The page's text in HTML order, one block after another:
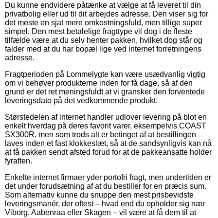
Du kunne endvidere påtænke at vælge at få leveret til din
privatbolig eller ud til dit arbejdes adresse. Den viser sig for
det meste en sjat mere omkostningsfuld, men tillige super
simpel. Den mest betalelige fragttype vil dog i de fleste
tilfælde være at du selv henter pakken, hvilket dog står og
falder med at du har bopæl lige ved internet forretningens
adresse.
Fragtperioden på Lommelygte kan være usædvanlig vigtig
om vi behøver produkterne inden for få dage, så af den
grund er det ret meningsfuldt at vi gransker den forventede
leveringsdato på det vedkommende produkt.
Størstedelen af internet handler udlover levering på blot en
enkelt hverdag på deres favorit varer, eksempelvis COAST
SX300R, men som trods alt er betinget af at bestillingen
laves inden et fast klokkeslæt, så at de sandsynligvis kan nå
at få pakken sendt afsted forud for at de pakkeansatte holder
fyraften.
Enkelte internet firmaer yder portofri fragt, men undertiden er
det under forudsætning af at du bestiller for en præcis sum.
Som alternativ kunne du snuppe den mest prisbevidste
leveringsmanér, der oftest – hvad end du opholder sig nær
Viborg, Aabenraa eller Skagen – vil være at få dem til at